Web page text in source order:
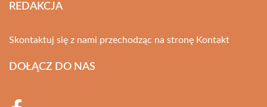
REDAKCJA
Skontaktuj się z nami przechodząc na stronę Kontakt
DOŁĄCZ DO NAS